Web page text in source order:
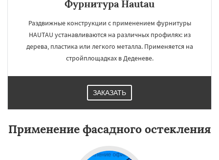
Фурнитура Hautau
Раздвижные конструкции с применением фурнитуры
HAUTAU устанавливаются на различных профилях: из
дерева, пластика или легкого металла. Применяется на
стройплощадках в Деденеве.
ЗАКАЗАТЬ
Применение фасадного остекления